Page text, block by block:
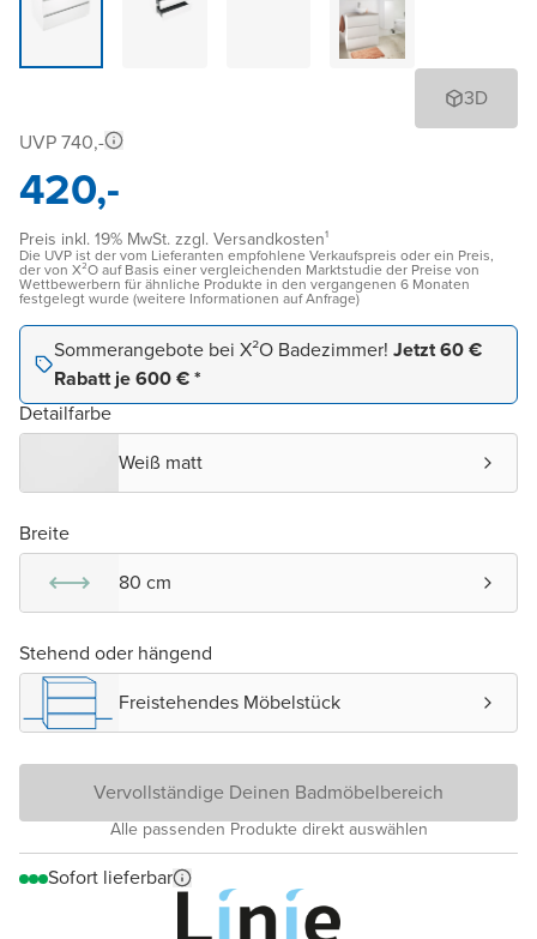
3D
UVP 740,-
420,-
Preis inkl. 19% MwSt. zzgl. Versandkosten¹
Die UVP ist der vom Lieferanten empfohlene Verkaufspreis oder ein Preis,
der von X²O auf Basis einer vergleichenden Marktstudie der Preise von
Wettbewerbern für ähnliche Produkte in den vergangenen 6 Monaten
festgelegt wurde (weitere Informationen auf Anfrage)
Sommerangebote bei X²O Badezimmer! Jetzt 60 €
Rabatt je 600 € *
Detailfarbe
Weiß matt
Breite
80 cm
Stehend oder hängend
Freistehendes Möbelstück
Vervollständige Deinen Badmöbelbereich
Alle passenden Produkte direkt auswählen
Sofort lieferbar